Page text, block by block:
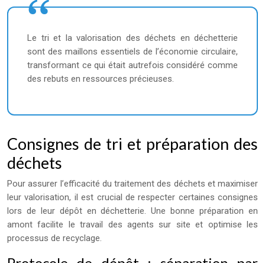
Le tri et la valorisation des déchets en déchetterie
sont des maillons essentiels de l’économie circulaire,
transformant ce qui était autrefois considéré comme
des rebuts en ressources précieuses.
Consignes de tri et préparation des
déchets
Pour assurer l’efficacité du traitement des déchets et maximiser
leur valorisation, il est crucial de respecter certaines consignes
lors de leur dépôt en déchetterie. Une bonne préparation en
amont facilite le travail des agents sur site et optimise les
processus de recyclage.